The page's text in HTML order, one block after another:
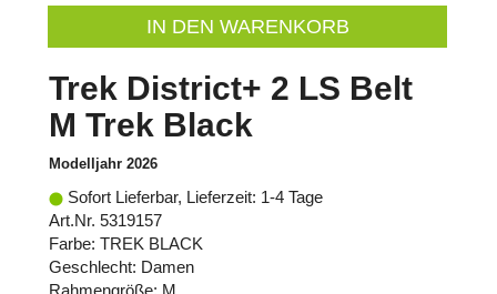
IN DEN WARENKORB
Trek District+ 2 LS Belt
M Trek Black
Modelljahr 2026
Sofort Lieferbar, Lieferzeit: 1-4 Tage
Art.Nr. 5319157
Farbe: TREK BLACK
Geschlecht: Damen
Rahmengröße: M